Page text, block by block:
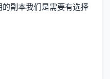
副本我们是需要有选择